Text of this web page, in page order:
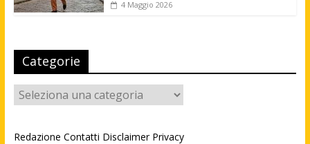
4 Maggio 2026
Categorie
Categorie
Redazione Contatti Disclaimer Privacy